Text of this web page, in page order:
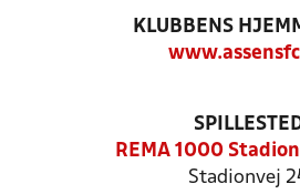
KLUBBENS
REMA 1000
Stadionvej